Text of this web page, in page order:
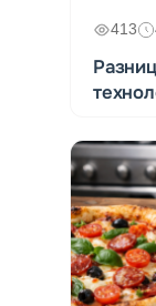
413